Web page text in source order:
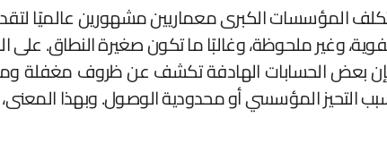
تكلف المؤسسات الكبرى معماريين مشهورين عالميًا
وغير ملحوظة، وغالبًا ما تكون صغيرة النطاق.
بعض الحسابات الهادفة تكشف عن ظروف مغفلة